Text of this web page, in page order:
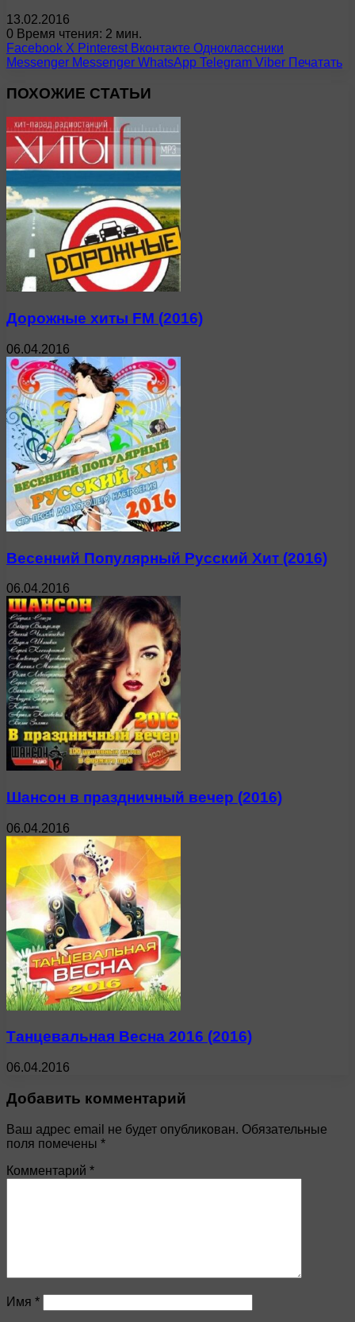
13.02.2016
0 Время чтения: 2 мин.
Facebook X Pinterest Вконтакте Одноклассники
Messenger Messenger WhatsApp Telegram Viber Печатать
ПОХОЖИЕ СТАТЬИ
Дорожные хиты FM (2016)
06.04.2016
Весенний Популярный Русский Хит (2016)
06.04.2016
Шансон в праздничный вечер (2016)
06.04.2016
Танцевальная Весна 2016 (2016)
06.04.2016
Добавить комментарий
Ваш адрес email не будет опубликован. Обязательные
поля помечены *
Комментарий *
Имя *